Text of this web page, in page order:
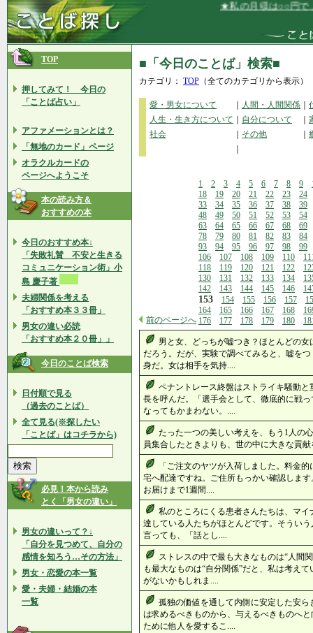
★私の月収は○○円で、
TOP
押してみて！ 今日の
「ことば占い」
アファメーションとは？
「無地のカード」ページ
オラクルカードの
ページへようこそ
本の読み方＆
おすすめの本
今日のおすすめ本↓
「失敗礼賛 不安と生きる
コミュニケーション術」小
島 慶子著
夫婦関係を考える
「おすすめ本３３冊」
男女の違い必読
「おすすめ本２０冊」」
今日のことば検索
日付順で見る
（過去のことば）
全て見る(※探したい
「ことば」はコチラから)
必見！本から読み
とく「男女の違い」
男女の違いって？↓
「自分を見つめて、自分の
感情を知ろう…その方法」
男女・恋愛の本一覧
愛・夫婦・結婚の本
一覧
■「今日のことば」検索■
カテゴリ： TOP （全てのカテゴリから表示）
愛・男女について 人間・人間関係
人生・生き方について
自分について
社会
その他
前のページへ
1 2 3 4 5 6 7 8 9
18
19 20 21 22 23
24
33
34 35 36 37 38
39
48
49 50 51 52 53
54
63
64 65 66 67 68
69
78
79 80 81 82 83
84
93
94 95 96 97 98
99
106
107 108 109 110
118
119 120 121 122
130
131 132 133 134
142
143 144 145 146
153 154 155 156 157
164
165 166 167 168
176
177 178 179 180
男と女、どっちが嘘つき？ほとんどの
だろう。だが、実験で調べてみると、嘘を
身だ。女は相手を気持....
ペナントレース終盤はストライキ騒動
長を呼んだ。「選手会として、徹底的に戦
なってもかまわない。....
たった一つの美しい考えを、もう1人の
員集合したときよりも、世の中に大きな貢
「ご注文のヤツが入荷しました。料金
宅へ配達ですね。ご住所もっかい確認し
お届けまで1週間....
私のところにくる患者さんたちは、マ
達している人たちがほとんどです。そうい
言っても、「話とし....
ストレスの中で最も大きなものは“人間
も最大なものは“自分関係”だと、私は考え
がないかもしれま....
孤独の価値を通して内側に安定した安
は求めるべきものから、与えるべきものへ
ために他人を愛するこ....